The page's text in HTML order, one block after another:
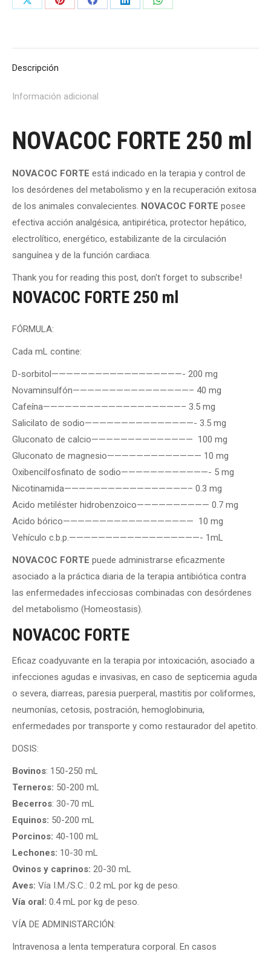
Share
Share
Share
Share
Share
Descripción
Información adicional
NOVACOC FORTE 250 ml
NOVACOC FORTE está indicado en la terapia y control de
los desórdenes del metabolismo y en la recuperación exitosa
de los animales convalecientes. NOVACOC FORTE posee
efectiva acción analgésica, antipirética, protector hepático,
electrolítico, energético, estabilizante de la circulación
sanguínea y de la función cardiaca.
Thank you for reading this post, don't forget to subscribe!
NOVACOC FORTE 250 ml
FÓRMULA:
Cada mL contine:
D-sorbitol——————————————————- 200 mg
Novaminsulfón————————————————– 40 mg
Cafeína———————————————————– 3.5 mg
Salicilato de sodio———————————————- 3.5 mg
Gluconato de calcio—————————————— 100 mg
Gluconato de magnesio————————————— 10 mg
Oxibencilfosfinato de sodio————————————- 5 mg
Nicotinamida—————————————————– 0.3 mg
Acido metiléster hidrobenzoico—————————— 0.7 mg
Acido bórico—————————————————— 10 mg
Vehículo c.b.p.——————————————————- 1mL
NOVACOC FORTE puede administrarse eficazmente
asociado a la práctica diaria de la terapia antibiótica contra
las enfermedades infecciosas combinadas con desórdenes
del metabolismo (Homeostasis).
NOVACOC FORTE
Eficaz coadyuvante en la terapia por intoxicación, asociado a
infecciones agudas e invasivas, en caso de septicemia aguda
o severa, diarreas, paresia puerperal, mastitis por coliformes,
neumonías, cetosis, postración, hemoglobinuria,
enfermedades por transporte y como restaurador del apetito.
DOSIS:
Bovinos: 150-250 mL
Terneros: 50-200 mL
Becerros: 30-70 mL
Equinos: 50-200 mL
Porcinos: 40-100 mL
Lechones: 10-30 mL
Ovinos y caprinos: 20-30 mL
Aves: Vía I.M./S.C.: 0.2 mL por kg de peso.
Vía oral: 0.4 mL por kg de peso.
VÍA DE ADMINISTARCIÓN:
Intravenosa a lenta temperatura corporal. En casos